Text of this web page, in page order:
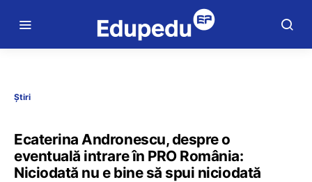
Știri
Ecaterina Andronescu, despre o
eventuală intrare în PRO România:
Niciodată nu e bine să spui niciodată